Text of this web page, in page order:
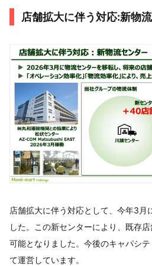
店舗拡大に伴う対応:新物
店舗拡大に伴う対応として、今年3月
した。この新センターにより、既存
可能となりました。今後のキャパシ
て運営しています。